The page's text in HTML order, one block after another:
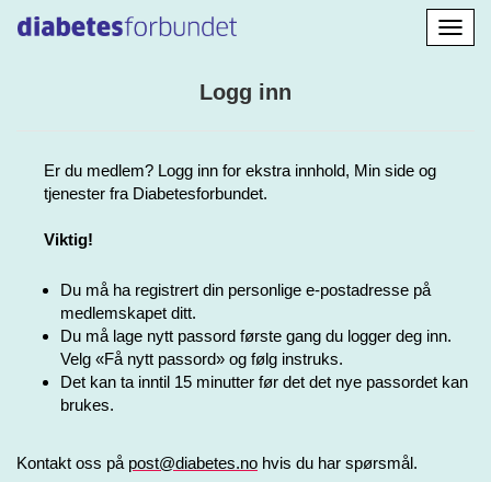
Logg inn
Er du medlem? Logg inn for ekstra innhold, Min side og
tjenester fra Diabetesforbundet.
Viktig!
Du må ha registrert din personlige e-postadresse på
medlemskapet ditt.
Du må lage nytt passord første gang du logger deg inn.
Velg «Få nytt passord» og følg instruks.
Det kan ta inntil 15 minutter før det det nye passordet kan
brukes.
Kontakt oss på post@diabetes.no hvis du har spørsmål.